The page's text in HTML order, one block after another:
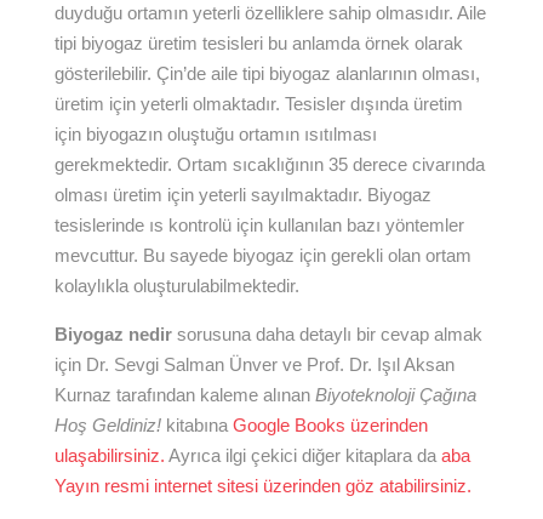
duyduğu ortamın yeterli özelliklere sahip olmasıdır. Aile
tipi biyogaz üretim tesisleri bu anlamda örnek olarak
gösterilebilir. Çin’de aile tipi biyogaz alanlarının olması,
üretim için yeterli olmaktadır. Tesisler dışında üretim
için biyogazın oluştuğu ortamın ısıtılması
gerekmektedir. Ortam sıcaklığının 35 derece civarında
olması üretim için yeterli sayılmaktadır. Biyogaz
tesislerinde ıs kontrolü için kullanılan bazı yöntemler
mevcuttur. Bu sayede biyogaz için gerekli olan ortam
kolaylıkla oluşturulabilmektedir.
Biyogaz nedirsorusuna daha detaylı bir cevap almak
için Dr. Sevgi Salman Ünver ve Prof. Dr. Işıl Aksan
Kurnaz tarafından kaleme alınan Biyoteknoloji Çağına
Hoş Geldiniz!kitabınaGoogle Books üzerinden
ulaşabilirsiniz. Ayrıca ilgi çekici diğer kitaplara daaba
Yayın resmi internet sitesi üzerinden göz atabilirsiniz.